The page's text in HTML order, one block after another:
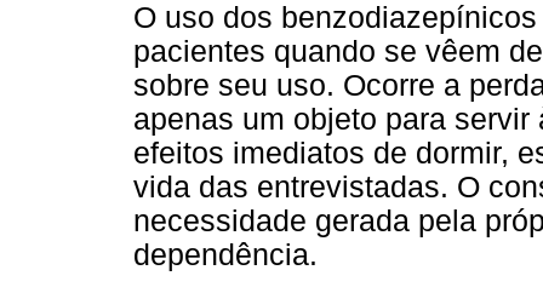
O uso dos
pacientes quando se vêem
sobre seu uso. Ocorre a
apenas um objeto para
efeitos imediatos de dormir,
vida das entrevistadas. O
necessidade gerada pela
dependência.